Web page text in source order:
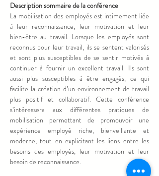
Description sommaire de la conférence
La mobilisation des employés est intimement liée
à leur reconnaissance, leur motivation et leur
bien-être au travail. Lorsque les employés sont
reconnus pour leur travail, ils se sentent valorisés
et sont plus susceptibles de se sentir motivés à
continuer à fournir un excellent travail. Ils sont
aussi plus susceptibles à être engagés, ce qui
facilite la création d’un environnement de travail
plus positif et collaboratif. Cette conférence
s’intéressera aux différentes pratiques de
mobilisation permettant de promouvoir une
expérience employé riche, bienveillante et
moderne, tout en explicitant les liens entre les
besoins des employés, leur motivation et leur
besoin de reconnaissance.